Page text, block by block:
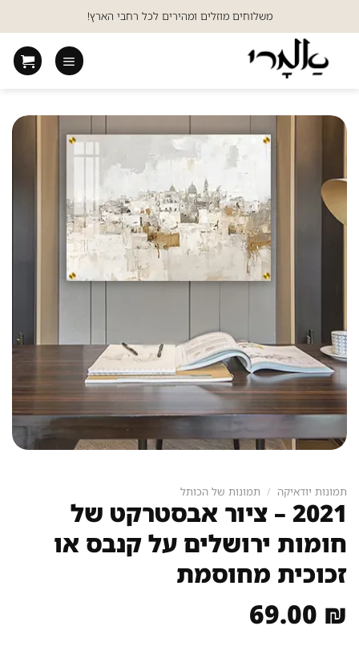
to
content
משלוחים מוזלים ומהירים לכל רחבי הארץ!
תמונות יודאיקה / תמונות של הכותל
2021 – ציור אבסטרקט של
חומות ירושלים על קנבס או
זכוכית מחוסמת
69.00 ₪